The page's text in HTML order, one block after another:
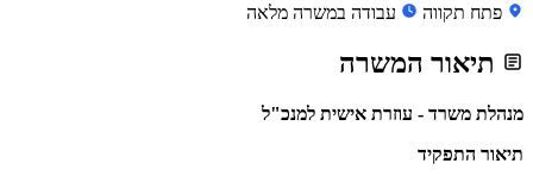
פתח תקווה עבודה במשרה מלאה
תיאור המשרה
מנהלת משרד - עוזרת אישית למנכ"ל
תיאור התפקיד